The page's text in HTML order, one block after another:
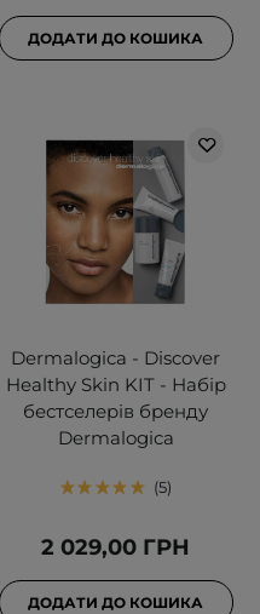
ДОДАТИ ДО КОШИКА
Dermalogica - Discover
Healthy Skin KIT - Набір
бестселерів бренду
Dermalogica
5
2 029,00 ГРН
ДОДАТИ ДО КОШИКА